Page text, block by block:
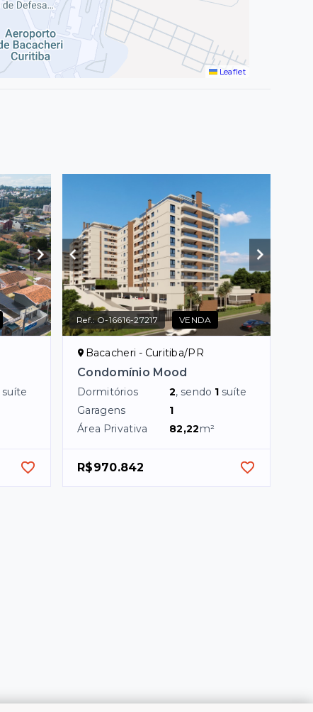
Leaflet
suíte
Ref.: O-16616-27217 VENDA
Bacacheri - Curitiba/PR
Condomínio Mood
Dormitórios 2, sendo 1 suíte
Garagens
1
Área Privativa
82,22m²
R$970.842